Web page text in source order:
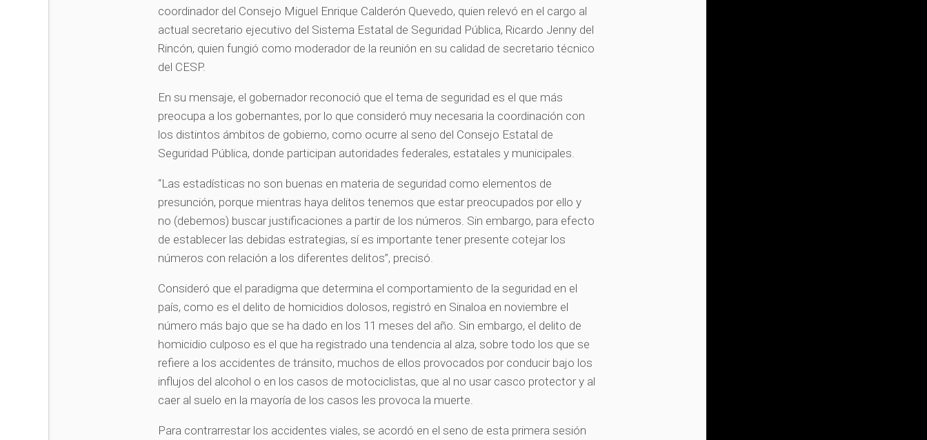
coordinador del Consejo Miguel Enrique Calderón Quevedo, quien relevó en el cargo al
actual secretario ejecutivo del Sistema Estatal de Seguridad Pública, Ricardo Jenny del
Rincón, quien fungió como moderador de la reunión en su calidad de secretario técnico
del CESP.
En su mensaje, el gobernador reconoció que el tema de seguridad es el que más
preocupa a los gobernantes, por lo que consideró muy necesaria la coordinación con
los distintos ámbitos de gobierno, como ocurre al seno del Consejo Estatal de
Seguridad Pública, donde participan autoridades federales, estatales y municipales.
“Las estadísticas no son buenas en materia de seguridad como elementos de
presunción, porque mientras haya delitos tenemos que estar preocupados por ello y
no (debemos) buscar justificaciones a partir de los números. Sin embargo, para efecto
de establecer las debidas estrategias, sí es importante tener presente cotejar los
números con relación a los diferentes delitos”, precisó.
Consideró que el paradigma que determina el comportamiento de la seguridad en el
país, como es el delito de homicidios dolosos, registró en Sinaloa en noviembre el
número más bajo que se ha dado en los 11 meses del año. Sin embargo, el delito de
homicidio culposo es el que ha registrado una tendencia al alza, sobre todo los que se
refiere a los accidentes de tránsito, muchos de ellos provocados por conducir bajo los
influjos del alcohol o en los casos de motociclistas, que al no usar casco protector y al
caer al suelo en la mayoría de los casos les provoca la muerte.
Para contrarrestar los accidentes viales, se acordó en el seno de esta primera sesión